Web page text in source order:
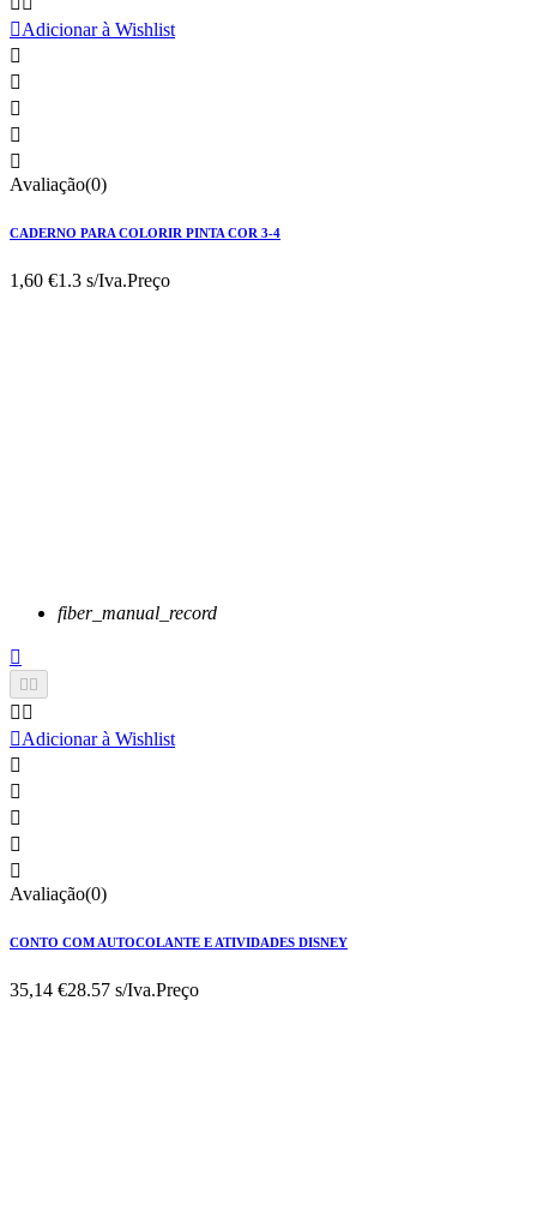
Adicionar à Wishlist





Avaliação(0)
CADERNO PARA COLORIR PINTA COR 3-4
1,60 €1.3 s/Iva.Preço
fiber_manual_record

 
 
Adicionar à Wishlist





Avaliação(0)
CONTO COM AUTOCOLANTE E ATIVIDADES DISNEY
35,14 €28.57 s/Iva.Preço